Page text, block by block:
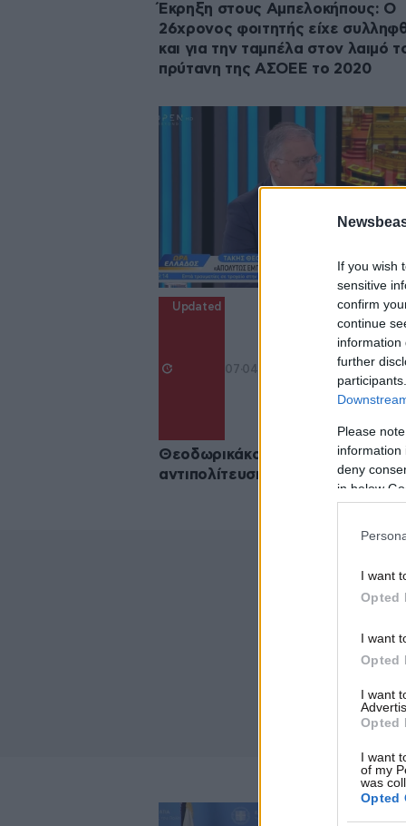
If you wish
sensitive
confirm
continue
information
further
Please
information
deny
in below
I want
Opted
I want
Opted
I want
Opted
I want
of my
was
Opted
Έκρηξη στους Αμπελοκήπους: Ο
26χρονος φοιτητής είχε
και για την ταμπέλα στον λαιμό
πρύτανη της ΑΣΟΕΕ το 2020
Updated
07·04·2023 14:43
Θεοδωρικάκος: Η αξιωματική
αντιπολίτευση θέλει νεκρό